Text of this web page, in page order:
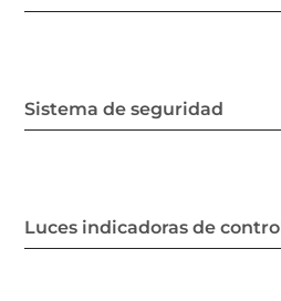
Sistema de seguridad
Luces indicadoras de control